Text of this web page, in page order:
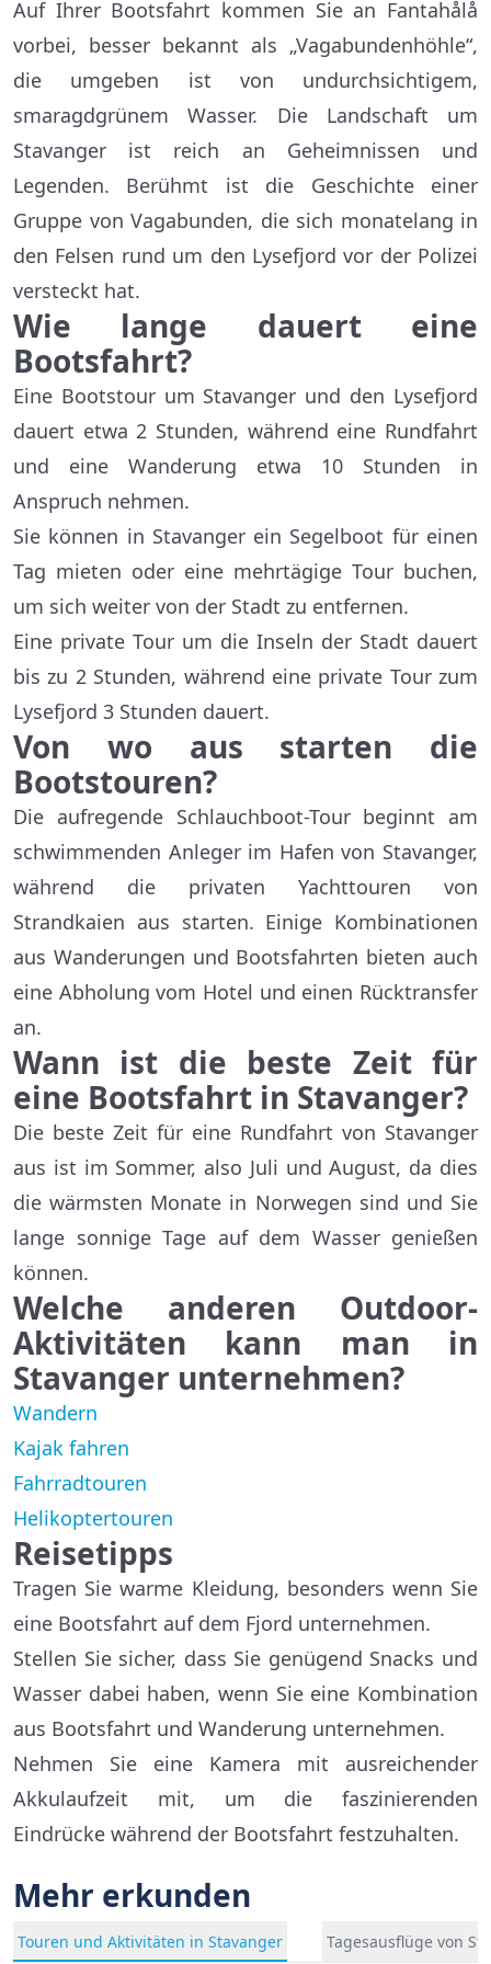
Auf Ihrer Bootsfahrt kommen Sie an Fantahålå
vorbei, besser bekannt als „Vagabundenhöhle“,
die umgeben ist von undurchsichtigem,
smaragdgrünem Wasser. Die Landschaft um
Stavanger ist reich an Geheimnissen und
Legenden. Berühmt ist die Geschichte einer
Gruppe von Vagabunden, die sich monatelang in
den Felsen rund um den Lysefjord vor der Polizei
versteckt hat.
Wie lange dauert eine
Bootsfahrt?
Eine Bootstour um Stavanger und den Lysefjord
dauert etwa 2 Stunden, während eine Rundfahrt
und eine Wanderung etwa 10 Stunden in
Anspruch nehmen.
Sie können in Stavanger ein Segelboot für einen
Tag mieten oder eine mehrtägige Tour buchen,
um sich weiter von der Stadt zu entfernen.
Eine private Tour um die Inseln der Stadt dauert
bis zu 2 Stunden, während eine private Tour zum
Lysefjord 3 Stunden dauert.
Von wo aus starten die
Bootstouren?
Die aufregende Schlauchboot-Tour beginnt am
schwimmenden Anleger im Hafen von Stavanger,
während die privaten Yachttouren von
Strandkaien aus starten. Einige Kombinationen
aus Wanderungen und Bootsfahrten bieten auch
eine Abholung vom Hotel und einen Rücktransfer
an.
Wann ist die beste Zeit für
eine Bootsfahrt in Stavanger?
Die beste Zeit für eine Rundfahrt von Stavanger
aus ist im Sommer, also Juli und August, da dies
die wärmsten Monate in Norwegen sind und Sie
lange sonnige Tage auf dem Wasser genießen
können.
Welche anderen Outdoor-
Aktivitäten kann man in
Stavanger unternehmen?
Wandern
Kajak fahren
Fahrradtouren
Helikoptertouren
Reisetipps
Tragen Sie warme Kleidung, besonders wenn Sie
eine Bootsfahrt auf dem Fjord unternehmen.
Stellen Sie sicher, dass Sie genügend Snacks und
Wasser dabei haben, wenn Sie eine Kombination
aus Bootsfahrt und Wanderung unternehmen.
Nehmen Sie eine Kamera mit ausreichender
Akkulaufzeit mit, um die faszinierenden
Eindrücke während der Bootsfahrt festzuhalten.
Mehr erkunden
Touren und Aktivitäten in Stavanger Tagesausflüge von